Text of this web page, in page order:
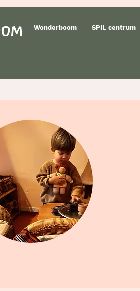
Wonderboom SPIL centrum